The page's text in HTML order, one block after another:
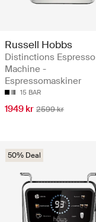
Russell Hobbs
Distinctions Espresso
Machine -
Espressomaskiner
15 BAR
1949 kr 2599 kr
50% Deal